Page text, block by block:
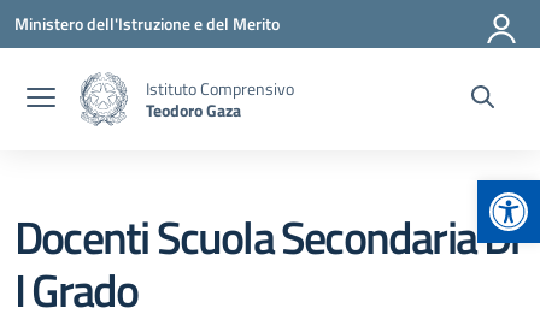
Vai ai contenuti
Vai al menu di navigazione
Vai al footer
Ministero dell'Istruzione e del Merito
Istituto Comprensivo
Teodoro Gaza
Docenti Scuola Secondaria Di
I Grado